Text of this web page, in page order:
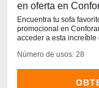
en oferta en
Encuentra tu sofa
promocional en
acceder a esta
Número de usos: 28